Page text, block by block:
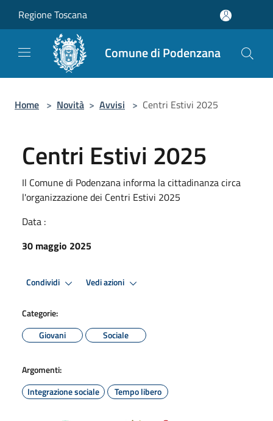
Regione Toscana
Comune di Podenzana
Home > Novità > Avvisi > Centri Estivi 2025
Centri Estivi 2025
Il Comune di Podenzana informa la cittadinanza circa
l'organizzazione dei Centri Estivi 2025
Data :
30 maggio 2025
Condividi Vedi azioni
Categorie:
Giovani
Sociale
Argomenti:
Integrazione sociale
Tempo libero